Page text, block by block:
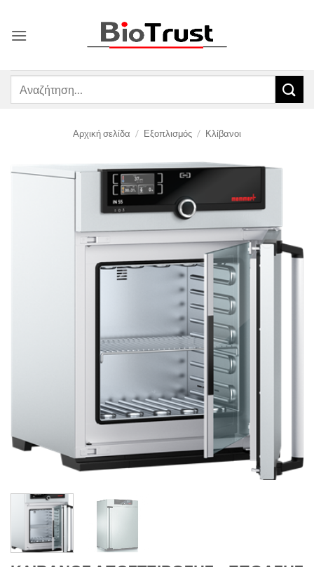
περιεχόμενο
Αναζήτηση
Αρχική σελίδα / Εξοπλισμός / Κλίβανοι